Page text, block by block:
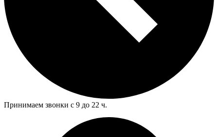
Принимаем звонки с 9 до 22 ч.